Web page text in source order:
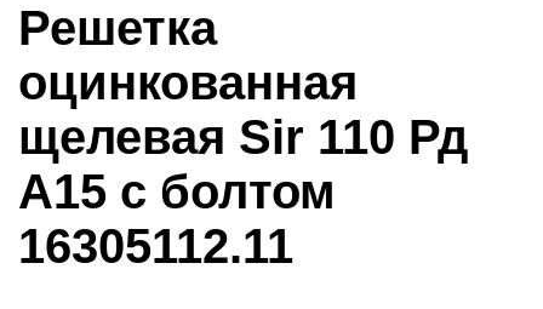
Решетка
оцинкованная
щелевая Sir 110 Рд
А15 с болтом
16305112.11